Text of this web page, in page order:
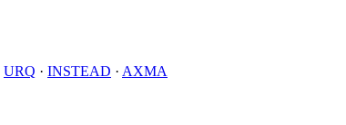
URQ · INSTEAD · AXMA